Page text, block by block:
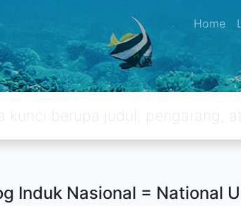
Home
Induk Nasional = National